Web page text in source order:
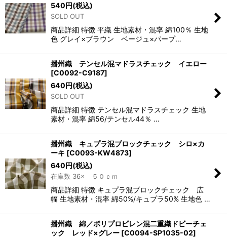
540円(税込)
SOLD OUT
商品詳細 特徴 平織 生地素材・混率 綿100％ 生地
色 グレイ×ブラウン ベージュ×パープ…
播州織 テンセル混マドラスチェック イエロー
[C0092-C9187]
640円(税込)
SOLD OUT
商品詳細 特徴 テンセル混マドラスチェック 生地
素材・混率 綿56/テンセル44％ …
播州織 キュプラ混ブロックチェック シロ×カ
ーキ [C0093-KW4873]
640円(税込)
在庫数 36× ５０ｃｍ
商品詳細 特徴 キュプラ混ブロックチェック 広
幅 生地素材・混率 綿50%/キュプラ50% 生地色 …
播州織 綿／ポリプロピレン混二重織ドビーチェ
ック レッド×グレー [C0094-SP1035-02]